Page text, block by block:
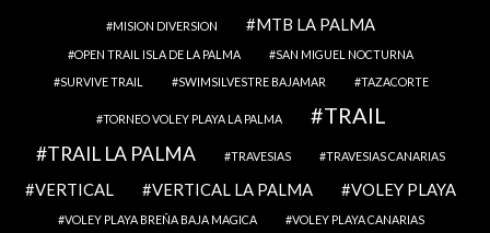
MISION DIVERSION MTB LA PALMA
OPEN TRAIL ISLA DE LA PALMA
SAN MIGUEL NOCTURNA
SURVIVE TRAIL
SWIMSILVESTRE BAJAMAR TAZACORTE
TORNEO VOLEY PLAYA LA PALMA TRAIL
TRAIL LA PALMA TRAVESIAS TRAVESIAS CANARIAS
VERTICAL VERTICAL LA PALMA VOLEY PLAYA
VOLEY PLAYA BREÑA BAJA MAGICA
VOLEY PLAYA CANARIAS